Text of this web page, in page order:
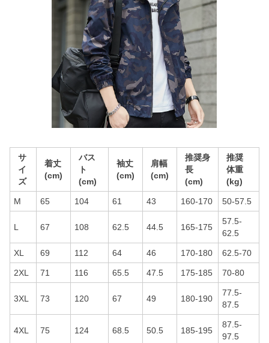
サ
イ
ズ
着丈
(cm)
バス
ト
(cm)
袖丈
(cm)
肩幅
(cm)
推奨身
長
(cm)
推奨
体重
(kg)
M 65 104 61 43 160-170 50-57.5
L 67 108 62.5 44.5 165-175
57.5-
62.5
XL 69 112 64 46 170-180 62.5-70
2XL 71 116 65.5 47.5 175-185 70-80
3XL 73 120 67 49 180-190
77.5-
87.5
4XL 75 124 68.5 50.5 185-195
87.5-
97.5